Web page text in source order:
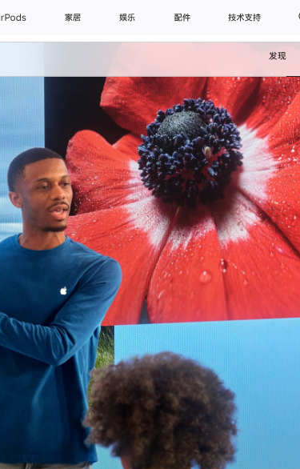
家居 娱乐 配件 技术支持
发现
子